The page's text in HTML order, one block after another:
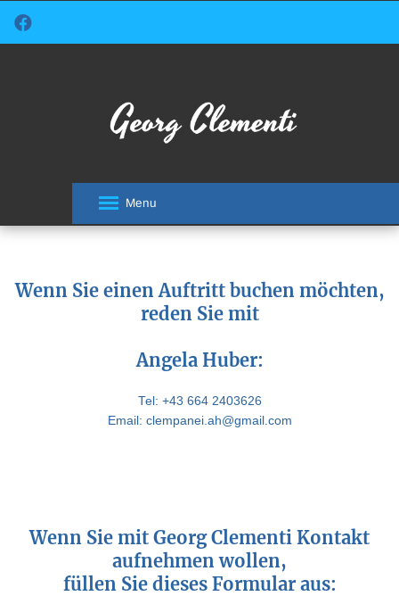
Menu
Wenn Sie einen Auftritt buchen möchten,
reden Sie mit
Angela Huber:
Tel: ‭‭+43 664 2403626‬
Email: clempanei.ah@gmail.com
Wenn Sie mit Georg Clementi Kontakt
aufnehmen wollen,
füllen Sie dieses Formular aus: